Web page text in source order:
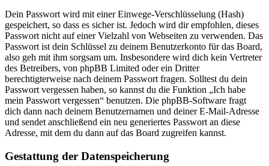
Dein Passwort wird mit einer Einwege-Verschlüsselung (Hash)
gespeichert, so dass es sicher ist. Jedoch wird dir empfohlen, dieses
Passwort nicht auf einer Vielzahl von Webseiten zu verwenden. Das
Passwort ist dein Schlüssel zu deinem Benutzerkonto für das Board,
also geh mit ihm sorgsam um. Insbesondere wird dich kein Vertreter
des Betreibers, von phpBB Limited oder ein Dritter
berechtigterweise nach deinem Passwort fragen. Solltest du dein
Passwort vergessen haben, so kannst du die Funktion „Ich habe
mein Passwort vergessen“ benutzen. Die phpBB-Software fragt
dich dann nach deinem Benutzernamen und deiner E-Mail-Adresse
und sendet anschließend ein neu generiertes Passwort an diese
Adresse, mit dem du dann auf das Board zugreifen kannst.
Gestattung der Datenspeicherung